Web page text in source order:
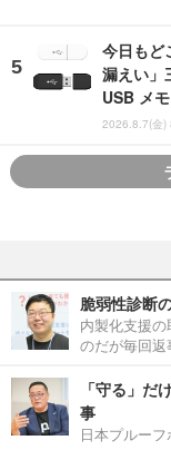
今日もど
漏えい」
USB メ
2026.8.7(金)
脆弱性診断
内製化支援
のだが毎回返
「守る」だ
事
日本プルー